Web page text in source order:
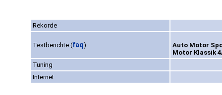
Rekorde
Testberichte (faq)
Auto Motor
Motor Klassik
Tuning
Internet